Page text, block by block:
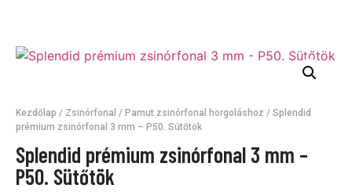
Kezdőlap / Zsinórfonal / Pamut zsinórfonal horgoláshoz / Splendid
prémium zsinórfonal 3 mm – P50. Sütőtök
Splendid prémium zsinórfonal 3 mm –
P50. Sütőtök